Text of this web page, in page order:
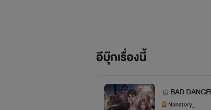
อีบุ๊กเรื่องนี้
BAD
Nanstory_